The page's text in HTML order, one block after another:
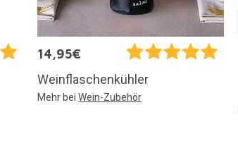
14,95€
Weinflaschenkühler
Mehr bei Wein-Zubehör